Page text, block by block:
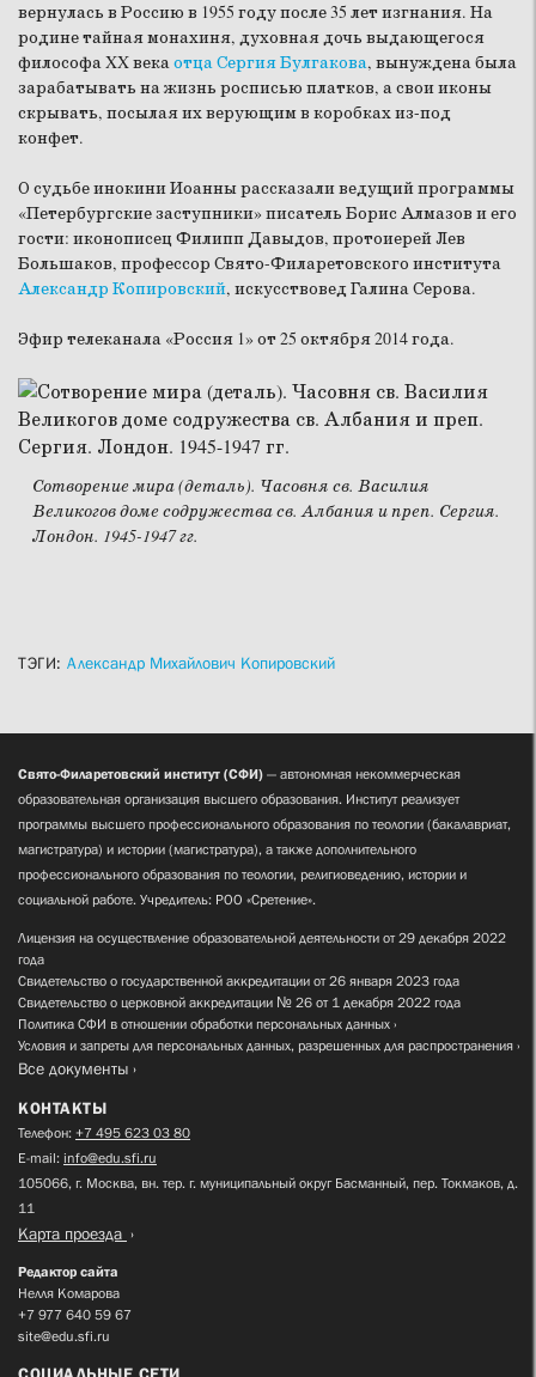
вернулась в Россию в 1955 году после 35 лет изгнания. На
родине тайная монахиня, духовная дочь выдающегося
философа XX векаотца Сергия Булгакова, вынуждена была
зарабатывать на жизнь росписью платков, а свои иконы
скрывать, посылая их верующим в коробках из-под
конфет.
О судьбе инокини Иоанны рассказали ведущий программы
«Петербургские заступники» писатель Борис Алмазов и его
гости: иконописец Филипп Давыдов, протоиерей Лев
Большаков, профессор Свято-Филаретовского института
Александр Копировский, искусствовед Галина Серова.
Эфир телеканала «Россия 1» от 25 октября 2014 года.
Сотворение мира (деталь). Часовня св. Василия
Великогов доме содружества св. Албания и преп. Сергия.
Лондон. 1945-1947 гг.
ТЭГИ: Александр Михайлович Копировский
Свято-Филаретовский институт (СФИ) — автономная некоммерческая
образовательная организация высшего образования. Институт реализует
программы высшего профессионального образования по теологии (бакалавриат,
магистратура) и истории (магистратура), а также дополнительного
профессионального образования по теологии, религиоведению, истории и
социальной работе. Учредитель: РОО «Сретение».
Лицензия на осуществление образовательной деятельности от 29 декабря 2022
года
Свидетельство о государственной аккредитации от 26 января 2023 года
Свидетельство о церковной аккредитации № 26 от 1 декабря 2022 года
Политика СФИ в отношении обработки персональных данных
Условия и запреты для персональных данных, разрешенных для распространения
Все документы
КОНТАКТЫ
Телефон: +7 495 623 03 80
E-mail: info@edu.sfi.ru
105066, г. Москва, вн. тер. г. муниципальный округ Басманный, пер. Токмаков, д.
11
Карта проезда
Редактор сайта
Нелля Комарова
+7 977 640 59 67
site@edu.sfi.ru